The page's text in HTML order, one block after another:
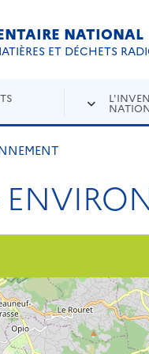
NATIONAL
ET DÉCHETS